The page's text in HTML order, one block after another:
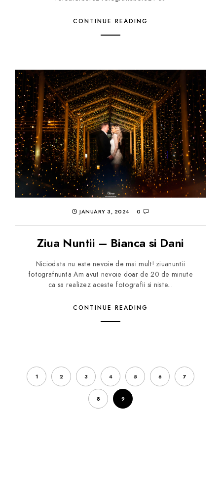
CONTINUE READING
JANUARY 3, 2024 0
Ziua Nuntii – Bianca si Dani
Niciodata nu este nevoie de mai mult! ziuanuntii
fotografnunta Am avut nevoie doar de 20 de minute
ca sa realizez aceste fotografii si niste...
CONTINUE READING
1 2 3 4 5 6 7
8 9